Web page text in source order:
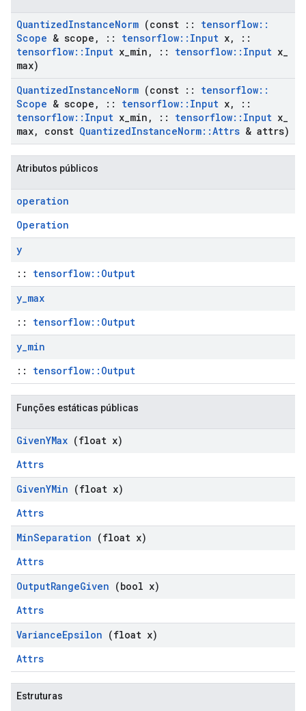
QuantizedInstanceNorm (const :: tensorflow::
Scope & scope , :: tensorflow:: Input x,
::
tensorflow:: Input x min , :: tensorflow:: Input x
max)
QuantizedInstanceNorm (const :: tensorflow::
Scope & scope , :: tensorflow:: Input x,
::
tensorflow:: Input x min , :: tensorflow:: Input x
max, const QuantizedInstanceNorm::Attrs & attrs)
Atributos públicos
operation
Operation
y
:: tensorflow::Output
y_max
:: tensorflow::Output
y_min
:: tensorflow::Output
Funções estáticas públicas
GivenYMax (float x)
Attrs
GivenYMin (float x)
Attrs
MinSeparation (float x)
Attrs
OutputRangeGiven (bool x)
Attrs
VarianceEpsilon (float x)
Attrs
Estruturas